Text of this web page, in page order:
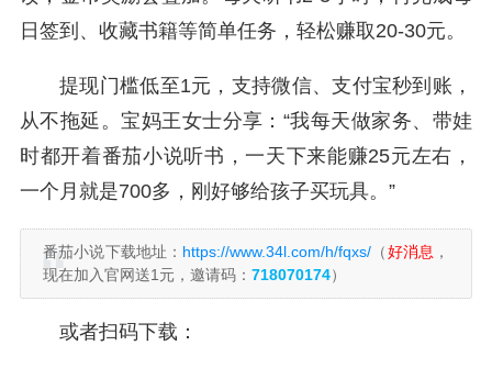
日签到、收藏书籍等简单任务，轻松赚取20-30元。
提现门槛低至1元，支持微信、支付宝秒到账，
从不拖延。宝妈王女士分享：“我每天做家务、带娃
时都开着番茄小说听书，一天下来能赚25元左右，
一个月就是700多，刚好够给孩子买玩具。”
番茄小说下载地址： https://www.34l.com/h/fqxs/ （好消息 ，
现在加入官网送1元，邀请码： 718070174）
或者扫码下载：